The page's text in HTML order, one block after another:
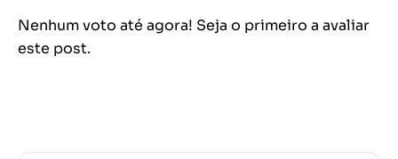
Nenhum voto até agora! Seja o primeiro a avaliar
este post.